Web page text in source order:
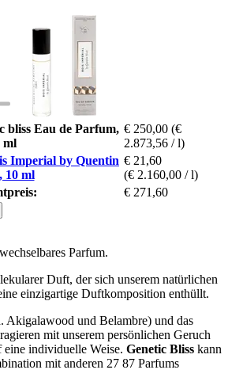
bliss Eau de Parfum,
ml
€ 250,00 (€
2.873,56 / l)
Imperial by Quentin
10 ml
€ 21,60
(€ 2.160,00 / l)
€ 271,60
Parfum.
Duft, der sich unserem natürlichen
einzigartige Duftkomposition enthüllt.
Akigalawood und Belambre) und das
mit unserem persönlichen Geruch
eine individuelle Weise. Genetic Bliss kann
mit anderen 27 87 Parfums